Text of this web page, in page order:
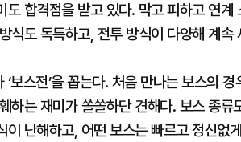
도 합격점을 받고 있다. 막고 피하고 연
식도 독특하고, 전투 방식이 다양해 계속
보스전’을 꼽는다. 처음 만나는 보스의
하는 재미가 쏠쏠하단 견해다. 보스 종
이 난해하고, 어떤 보스는 빠르고 정신없